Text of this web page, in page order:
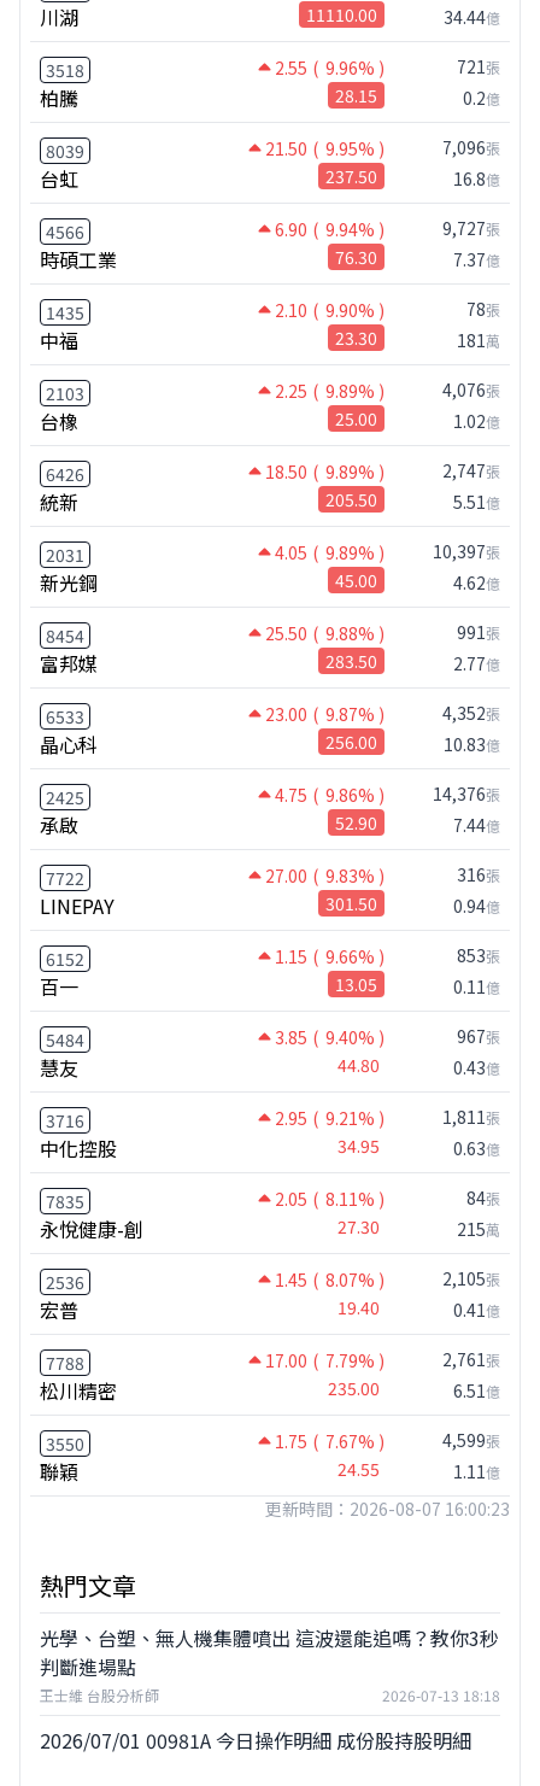
川湖 11110.00 34.44億
3518 2.55 ( 9.96% )
柏騰 28.15
721張
0.2億
8039 21.50 ( 9.95% )
台虹 237.50
7,096張
16.8億
4566 6.90 ( 9.94% )
時碩工業 76.30
9,727張
7.37億
1435 2.10 ( 9.90% )
中福 23.30
78張
181萬
2103 2.25 ( 9.89% )
台橡 25.00
4,076張
1.02億
6426 18.50 ( 9.89% )
統新 205.50
2,747張
5.51億
2031 4.05 ( 9.89% )
新光鋼 45.00
10,397張
4.62億
8454 25.50 ( 9.88% )
富邦媒 283.50
991張
2.77億
6533 23.00 ( 9.87% )
晶心科 256.00
4,352張
10.83億
2425 4.75 ( 9.86% )
承啟 52.90
14,376張
7.44億
7722 27.00 ( 9.83% )
LINEPAY 301.50
316張
0.94億
6152 1.15 ( 9.66% )
百一 13.05
853張
0.11億
5484 3.85 ( 9.40% )
慧友 44.80
967張
0.43億
3716 2.95 ( 9.21% )
中化控股 34.95
1,811張
0.63億
7835 2.05 ( 8.11% )
永悅健康-創 27.30
84張
215萬
2536 1.45 ( 8.07% )
宏普 19.40
2,105張
0.41億
7788 17.00 ( 7.79% )
松川精密 235.00
2,761張
6.51億
3550 1.75 ( 7.67% )
聯穎 24.55
4,599張
1.11億
更新時間：2026-08-07 16:00:23
熱門文章
光學、台塑、無人機集體噴出 這波還能追嗎？教你3秒
判斷進場點
王士維 台股分析師 2026-07-13 18:18
2026/07/01 00981A 今日操作明細 成份股持股明細